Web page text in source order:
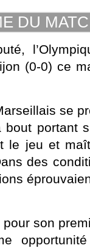
DU
(0-0) ce
se
portant
le jeu et
des
son